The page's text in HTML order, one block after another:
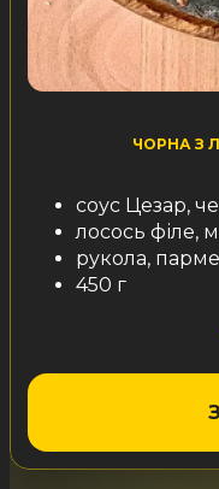
ЧОРНА З
соус Цезар,
лосось філе,
рукола,
450 г